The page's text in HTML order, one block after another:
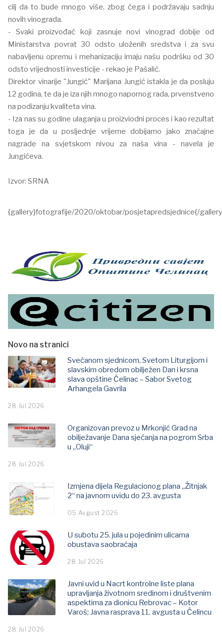
cilj da to bude mnogo više, zbog čega i podržavaju sadnju
novih vinograda.
- Svaki proizvođač koji zasnuje novi vinograd dobije od
Ministarstva povrat 30 odsto uloženih sredstva i za svu
nabavljenu opremu i mehanizaciju imaju našu podršku od 30
odsto vrijednosti investicije - rekao je Pašalić.
Direktor vinarije "Jungić" Marijana Jungić istakla je da posluju
12 godina, te da je iza njih mnogo napornog rada, prvenstveno
na podizanju kvaliteta vina.
- Iza nas su godine ulaganja u proizviodni proces i kao rezultat
toga je da u posljednje vrijeme dobijamo jako značajne
nagrade na svjetskom nivou za naša vina - navela je
Jungićeva.
Izvor: SRNA
{gallery}fotografije/2020/oktobar/posjetapredsjednice{/
Novo na stranici
Svečanom sjednicom, Svetom Liturgijom i
slavskim obredom obilježen Dan i krsna
slava opštine Čelinac – Sabor Svetog
Arhangela Gavrila
28 Jul 2026
Organizovan prevoz u Mrkonjić Grad na
obilježavanje Dana sjećanja na pogrom Srba
u „Oluji“
28 Jul 2026
Izmjena dijela Regulacionog plana „Žitnjak
2“ na javnom uvidu do 23. avgusta
05 Avgust 2026
U subotu 25. jula u pojedinim ulicama
obustava saobraćaja
28 Jul 2026
Javni uvid u Nacrt kontrolne liste plana
upravljanja životnom sredinom i društvenim
aspektima za dionicu Rebrovac – Kotor
Varoš; Јavna rasprava 11. avgusta u Čelincu
28 Jul 2026